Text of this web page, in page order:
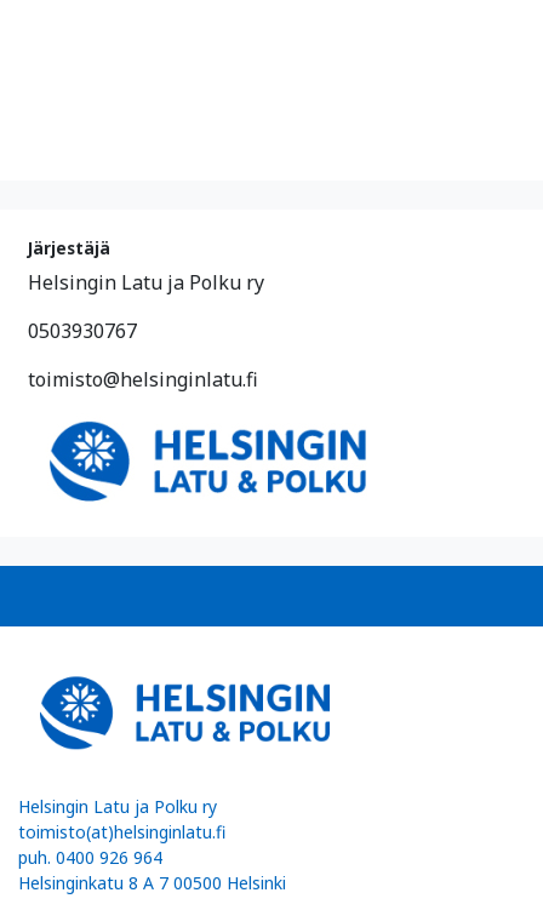
Järjestäjä
Helsingin Latu ja Polku ry
0503930767
toimisto@helsinginlatu.fi
Helsingin Latu ja Polku ry
toimisto(at)helsinginlatu.fi
puh. 0400 926 964
Helsinginkatu 8 A 7 00500 Helsinki